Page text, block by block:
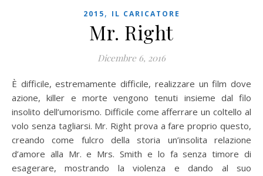
2015, IL CARICATORE
Mr. Right
Dicembre 6, 2016
È difficile, estremamente difficile, realizzare un film dove
azione, killer e morte vengono tenuti insieme dal filo
insolito dell’umorismo. Difficile come afferrare un coltello al
volo senza tagliarsi. Mr. Right prova a fare proprio questo,
creando come fulcro della storia un’insolita relazione
d’amore alla Mr. e Mrs. Smith e lo fa senza timore di
esagerare, mostrando la violenza e dando al suo